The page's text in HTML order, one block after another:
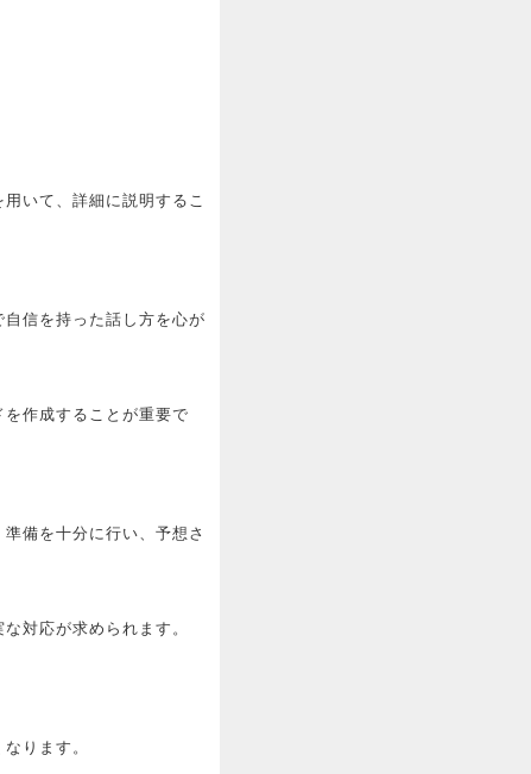
いて、詳細に説明するこ
信を持った話し方を心が
作成することが重要で
備を十分に行い、予想さ
対応が求められます。
ります。